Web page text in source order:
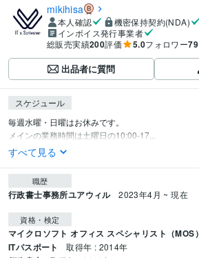
mikihisa
本人確認
機密保持契約(NDA)
インボイス発行事業者
総販売実績200評価 5.0フォロワー79
出品者に質問
スケジュール
毎週水曜・日曜はお休みです。
メインの業務時間は土曜日の10:00-17...
すべて見る
職歴
行政書士事務所ユアウィル 2023年4月 ~ 現在
資格・検定
マイクロソフト オフィス スペシャリスト（MOS）
ITパスポート 取得年 : 2014年